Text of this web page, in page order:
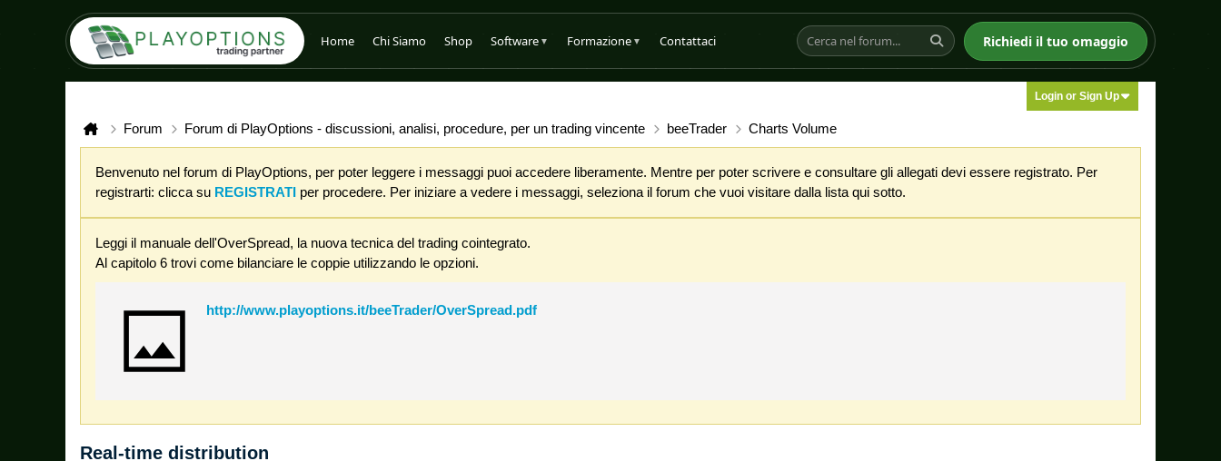
Home Chi Siamo Shop Software ▼ Formazione ▼ Contattaci Richiedi il tuo omaggio
Login or Sign Up
Forum Forum di PlayOptions - discussioni, analisi, procedure, per un trading vincente beeTrader Charts Volume
Benvenuto nel forum di PlayOptions, per poter leggere i messaggi puoi accedere liberamente. Mentre per poter scrivere e consultare gli allegati devi essere registrato. Per
registrarti: clicca su REGISTRATI per procedere. Per iniziare a vedere i messaggi, seleziona il forum che vuoi visitare dalla lista qui sotto.
Leggi il manuale dell'OverSpread, la nuova tecnica del trading cointegrato.
Al capitolo 6 trovi come bilanciare le coppie utilizzando le opzioni.
http://www.playoptions.it/beeTrader/OverSpread.pdf
Real-time distribution